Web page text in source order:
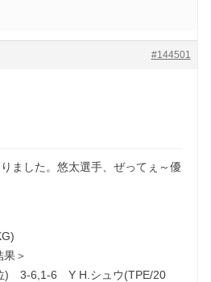
#144501
ました。悠太選手、ぜってぇ～優
＞
) 3-6,1-6 Y H.シュウ(TPE/20